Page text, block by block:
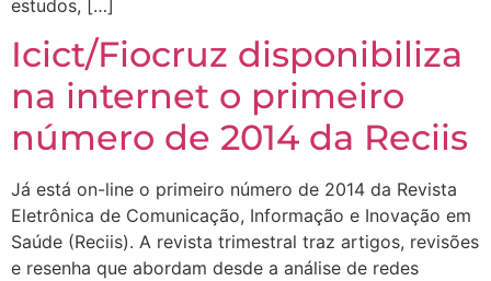
estudos, […]
Icict/Fiocruz disponibiliza
na internet o primeiro
número de 2014 da Reciis
Já está on-line o primeiro número de 2014 da Revista
Eletrônica de Comunicação, Informação e Inovação em
Saúde (Reciis). A revista trimestral traz artigos, revisões
e resenha que abordam desde a análise de redes